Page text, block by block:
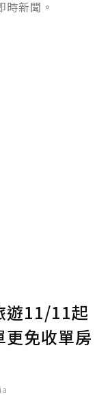
時新聞。
遊11/11起
更免收單房